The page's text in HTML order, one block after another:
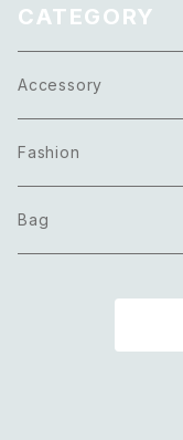
CATEGORY
Accessory
Necklace
Pierce
Fashion
Tops
Bag